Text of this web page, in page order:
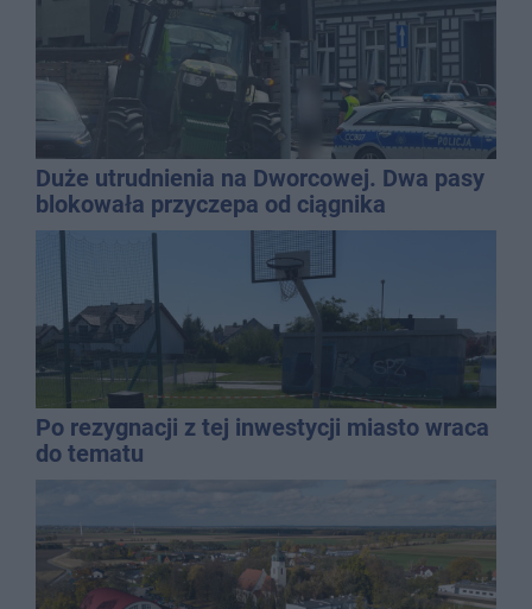
Duże utrudnienia na Dworcowej. Dwa pasy
blokowała przyczepa od ciągnika
Po rezygnacji z tej inwestycji miasto wraca
do tematu